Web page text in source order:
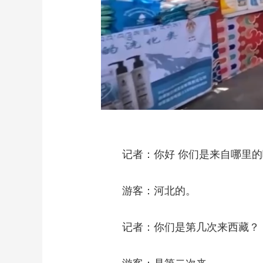
记者：你好 你们是来自哪里
游客：河北的。
记者：你们是第几次来西藏？